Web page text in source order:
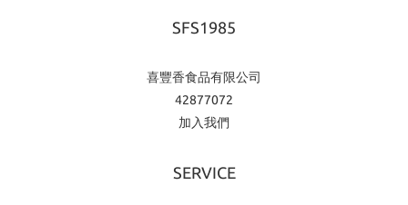
SFS1985
喜豐香食品有限公司
42877072
加入我們
SERVICE